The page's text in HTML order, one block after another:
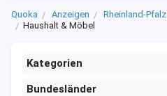
Quoka Anzeigen Rheinland-Pfalz
Haushalt & Möbel
Kategorien
Bundesländer